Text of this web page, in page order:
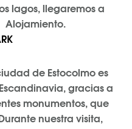
lagos, llegaremos a
Alojamiento.
de Estocolmo es
gracias a
monumentos, que
nuestra visita,